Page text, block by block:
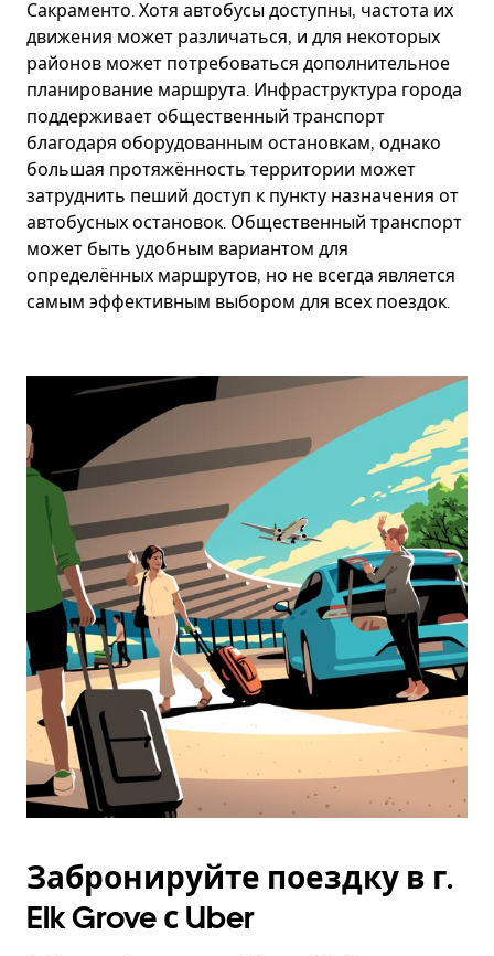
Сакраменто. Хотя автобусы доступны, частота их
движения может различаться, и для некоторых
районов может потребоваться дополнительное
планирование маршрута. Инфраструктура города
поддерживает общественный транспорт
благодаря оборудованным остановкам, однако
большая протяжённость территории может
затруднить пеший доступ к пункту назначения от
автобусных остановок. Общественный транспорт
может быть удобным вариантом для
определённых маршрутов, но не всегда является
самым эффективным выбором для всех поездок.
Забронируйте поездку в г.
Elk Grove с Uber